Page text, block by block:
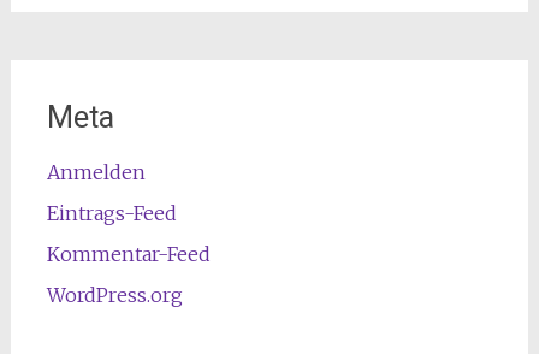
Meta
Anmelden
Eintrags-Feed
Kommentar-Feed
WordPress.org